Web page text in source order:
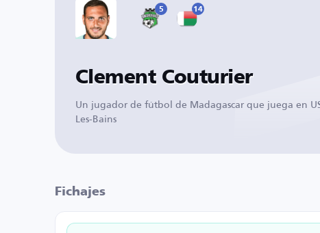
5 14
Clement Couturier
Un jugador de fútbol de Madagascar que juega en
Les-Bains
Fichajes